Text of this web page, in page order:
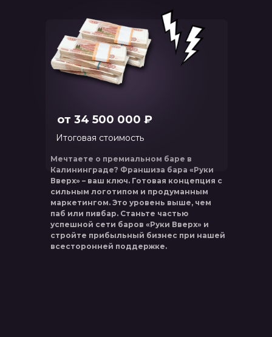
Мечтаете о премиальном баре в
Калининграде? Франшиза бара «Руки
Вверх» – ваш ключ. Готовая концепция с
сильным логотипом и продуманным
маркетингом. Это уровень выше, чем
паб или пивбар. Станьте частью
успешной сети баров «Руки Вверх» и
стройте прибыльный бизнес при нашей
всесторонней поддержке.
Итоговая стоимость
от 34 500 000 ₽